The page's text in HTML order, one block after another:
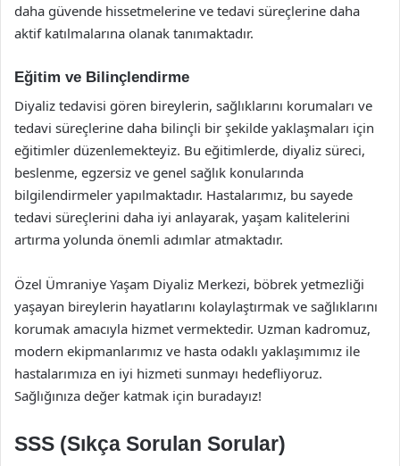
daha güvende hissetmelerine ve tedavi süreçlerine daha
aktif katılmalarına olanak tanımaktadır.
Eğitim ve Bilinçlendirme
Diyaliz tedavisi gören bireylerin, sağlıklarını korumaları ve
tedavi süreçlerine daha bilinçli bir şekilde yaklaşmaları için
eğitimler düzenlemekteyiz. Bu eğitimlerde, diyaliz süreci,
beslenme, egzersiz ve genel sağlık konularında
bilgilendirmeler yapılmaktadır. Hastalarımız, bu sayede
tedavi süreçlerini daha iyi anlayarak, yaşam kalitelerini
artırma yolunda önemli adımlar atmaktadır.
Özel Ümraniye Yaşam Diyaliz Merkezi, böbrek yetmezliği
yaşayan bireylerin hayatlarını kolaylaştırmak ve sağlıklarını
korumak amacıyla hizmet vermektedir. Uzman kadromuz,
modern ekipmanlarımız ve hasta odaklı yaklaşımımız ile
hastalarımıza en iyi hizmeti sunmayı hedefliyoruz.
Sağlığınıza değer katmak için buradayız!
SSS (Sıkça Sorulan Sorular)